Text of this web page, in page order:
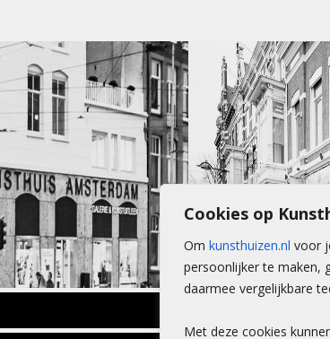
Cookies op
Om kunsthuizen.nl voor
persoonlijker te maken,
daarmee vergelijkbare
Met deze cookies